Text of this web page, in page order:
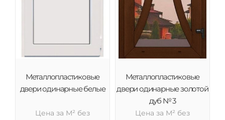
достоинств пластиковых дверей – это оптимальное
соотношение цены и качества.
Металлопластиковые
двери одинарные белые
Цена за М² без
Металлопластиковые
двери одинарные золотой
дуб № 3
Цена за М² без